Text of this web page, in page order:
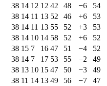
38 14 12 12 42 48 −6
54
38 14 11 13 52 46 +6
53
38 14 11 13 55 52 +3
53
38 14 10 14 58 52 +6
52
38 15 7 16 47 51 −4
52
38 14 7 17 53 55 −2
49
38 13 10 15 47 50 −3
49
38 11 14 13 49 56 −7
47